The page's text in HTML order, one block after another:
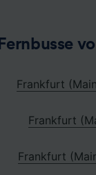
Fernbusse
Frankfurt
Frankfurt
Frankfurt